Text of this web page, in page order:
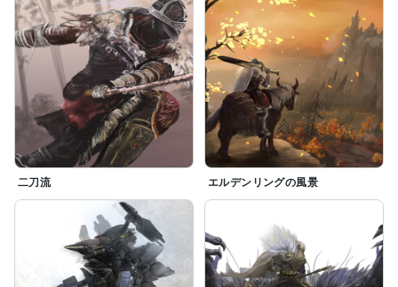
二刀流 エルデンリングの風景